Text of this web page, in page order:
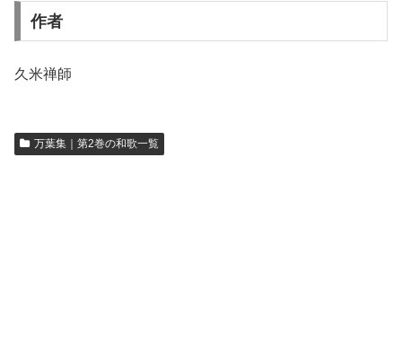
作者
久米禅師
万葉集｜第2巻の和歌一覧